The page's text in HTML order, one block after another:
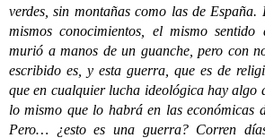
verdes, sin montañas como las de España.
mismos conocimientos, el mismo
murió a manos de un guanche, pero con
escribido es, y esta guerra, que es de
que en cualquier lucha ideológica hay algo
lo mismo que lo habrá en las económicas
Pero… ¿esto es una guerra? Corren